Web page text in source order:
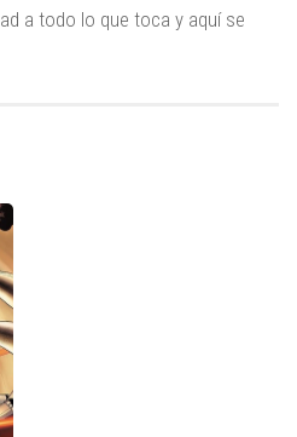
a todo lo que toca y aquí se